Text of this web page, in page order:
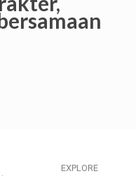
EXPLORE